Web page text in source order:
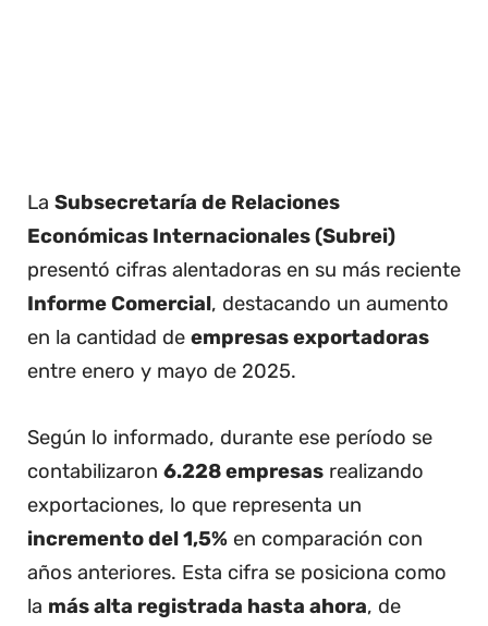
La Subsecretaría de Relaciones
Económicas Internacionales (Subrei)
presentó cifras alentadoras en su más reciente
Informe Comercial, destacando un aumento
en la cantidad de empresas exportadoras
entre enero y mayo de 2025.
Según lo informado, durante ese período se
contabilizaron 6.228 empresas realizando
exportaciones, lo que representa un
incremento del 1,5% en comparación con
años anteriores. Esta cifra se posiciona como
la más alta registrada hasta ahora, de